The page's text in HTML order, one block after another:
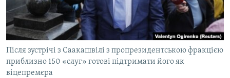
ІНФОГРАФІКА
ДОЛУЧАЙСЯ!
Усі сайти RFE/RL
Після зустрічі з Саакашвілі з пропрезидентською фракцією
приблизно 150 «​слуг»​ готові підтримати його як
віцепремєра